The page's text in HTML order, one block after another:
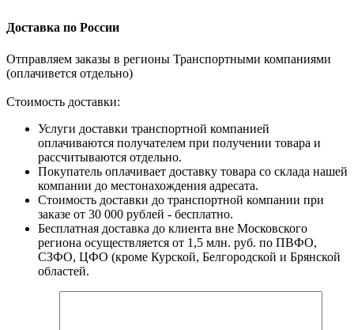
Доставка по России
Отправляем заказы в регионы Транспортными компаниями
(оплачивется отдельно)
Стоимость доставки:
Услуги доставки транспортной компанией
оплачиваются получателем при получении товара и
рассчитываются отдельно.
Покупатель оплачивает доставку товара со склада нашей
компании до местонахождения адресата.
Стоимость доставки до транспортной компании при
заказе от 30 000 рублей - бесплатно.
Бесплатная доставка до клиента вне Московского
региона осуществляется от 1,5 млн. руб. по ПВФО,
СЗФО, ЦФО (кроме Курской, Белгородской и Брянской
областей.